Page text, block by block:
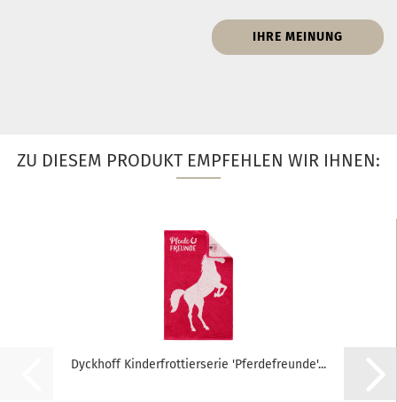
IHRE MEINUNG
ZU DIESEM PRODUKT EMPFEHLEN WIR IHNEN:
Dyckhoff Kinderfrottierserie 'Pferdefreunde'...